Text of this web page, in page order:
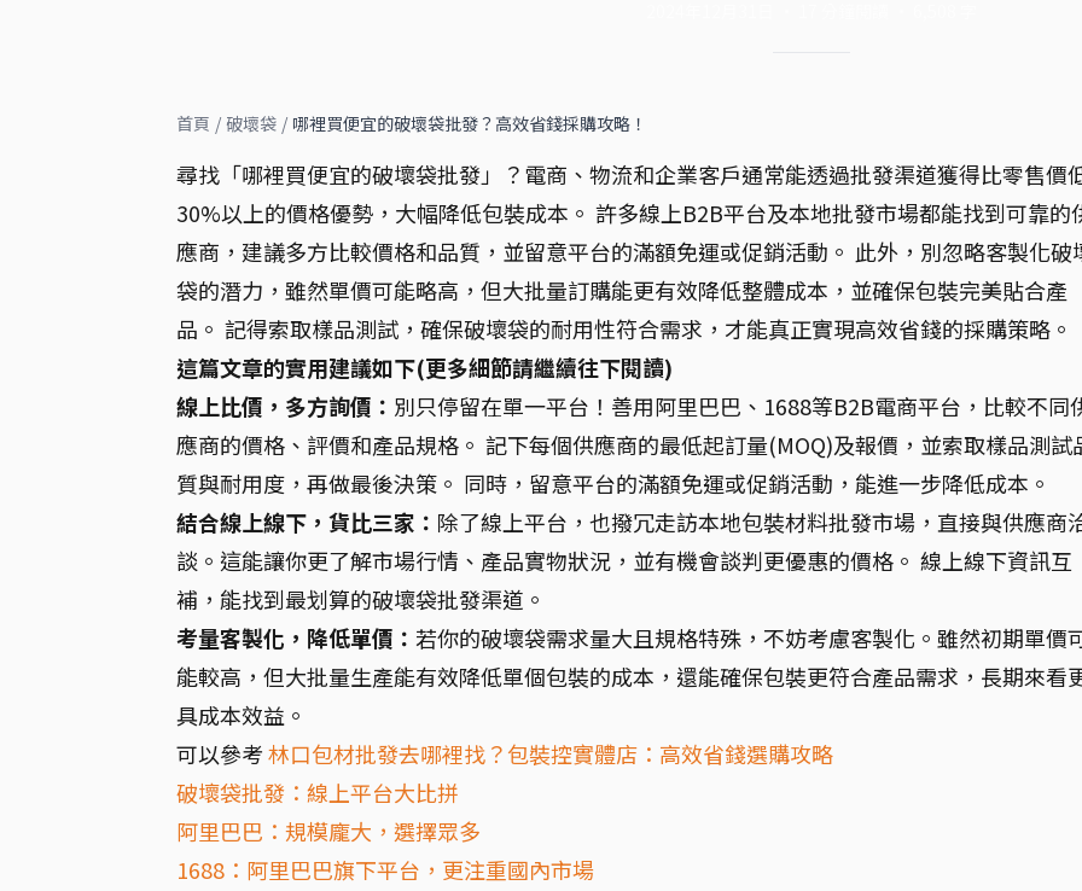
首頁 / 破壞袋 / 哪裡買便宜的破壞袋批發？高效省錢採購攻略！
尋找「哪裡買便宜的破壞袋批發」？電商、物流和企業客戶通常能透過批發渠道獲得比零售價
30%以上的價格優勢，大幅降低包裝成本。 許多線上B2B平台及本地批發市場都能找到可靠的
應商，建議多方比較價格和品質，並留意平台的滿額免運或促銷活動。 此外，別忽略客製化破
袋的潛力，雖然單價可能略高，但大批量訂購能更有效降低整體成本，並確保包裝完美貼合產
品。 記得索取樣品測試，確保破壞袋的耐用性符合需求，才能真正實現高效省錢的採購策略。
這篇文章的實用建議如下(更多細節請繼續往下閱讀)
線上比價，多方詢價： 別只停留在單一平台！善用阿里巴巴、1688等B2B電商平台，比較不同
應商的價格、評價和產品規格。 記下每個供應商的最低起訂量(MOQ)及報價，並索取樣品測試
質與耐用度，再做最後決策。 同時，留意平台的滿額免運或促銷活動，能進一步降低成本。
結合線上線下，貨比三家： 除了線上平台，也撥冗走訪本地包裝材料批發市場，直接與供應商
談。這能讓你更了解市場行情、產品實物狀況，並有機會談判更優惠的價格。 線上線下資訊互
補，能找到最划算的破壞袋批發渠道。
考量客製化，降低單價： 若你的破壞袋需求量大且規格特殊，不妨考慮客製化。雖然初期單價
能較高，但大批量生產能有效降低單個包裝的成本，還能確保包裝更符合產品需求，長期來看
具成本效益。
可以參考林口包材批發去哪裡找？包裝控實體店：高效省錢選購攻略
破壞袋批發：線上平台大比拼
阿里巴巴：規模龐大，選擇眾多
1688：阿里巴巴旗下平台，更注重國內市場